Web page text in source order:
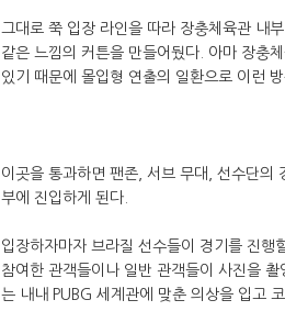
그대로 쭉 입장 라인을 따라 장충체육관 내
같은 느낌의 커튼을 만들어뒀다. 아마 장충
있기 때문에 몰입형 연출의 일환으로 이런
이곳을 통과하면 팬존, 서브 무대, 선수단의
부에 진입하게 된다.
입장하자마자 브라질 선수들이 경기를 진행
참여한 관객들이나 일반 관객들이 사진을
는 내내 PUBG 세계관에 맞춘 의상을 입고